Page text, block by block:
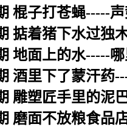
棍子打苍蝇-----
掂着猪下水过独
地面上的水-----
酒里下了蒙汗药
雕塑匠手里的泥
磨面不放粮食品